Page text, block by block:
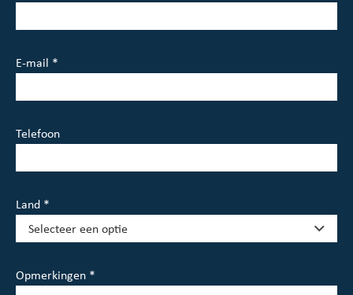
E-mail *
Telefoon
Land *
Opmerkingen *